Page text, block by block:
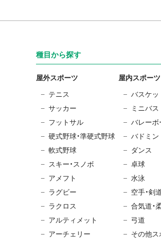
種目から探す
屋外スポーツ
テニス
サッカー
フットサル
硬式野球・準硬式野球
軟式野球
スキー・スノボ
アメフト
ラグビー
ラクロス
アルティメット
アーチェリー
屋内スポーツ
バスケッ
ミニバス
バレーボ
バドミン
ダンス
卓球
水泳
空手・剣
合気道・
弓道
その他ス